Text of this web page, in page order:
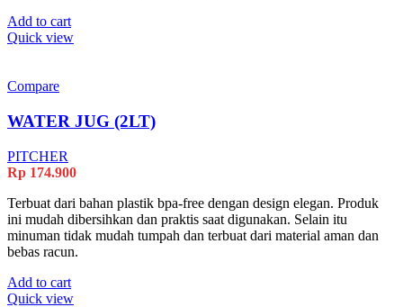
Add to cart
Quick view
Compare
WATER JUG (2LT)
PITCHER
Rp 174.900
Terbuat dari bahan plastik bpa-free dengan design elegan. Produk
ini mudah dibersihkan dan praktis saat digunakan. Selain itu
minuman tidak mudah tumpah dan terbuat dari material aman dan
bebas racun.
Add to cart
Quick view